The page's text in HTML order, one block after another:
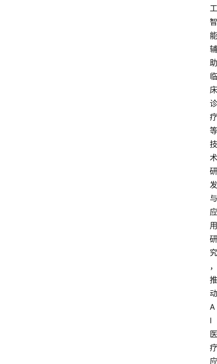
工
智
能
辅
助
临
床
诊
疗
等
技
术
研
发
与
应
用
研
究
，
推
动
A
I
医
疗
应